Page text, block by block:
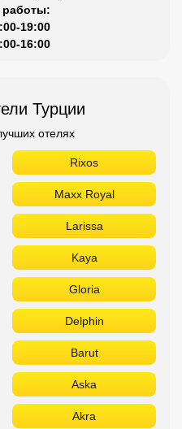
работы:
19:00
16:00
Турции
отелях
Rixos
Maxx Royal
Larissa
Kaya
Gloria
Delphin
Barut
Aska
Akra